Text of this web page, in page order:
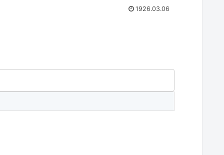
1926.03.06